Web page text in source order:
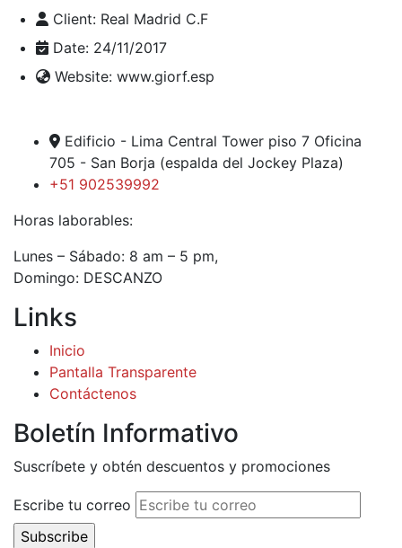
Client: Real Madrid C.F
Date: 24/11/2017
Website: www.giorf.esp
Edificio - Lima Central Tower piso 7 Oficina
705 - San Borja (espalda del Jockey Plaza)
+51 902539992
Horas laborables:
Lunes – Sábado: 8 am – 5 pm,
Domingo: DESCANZO
Links
Inicio
Pantalla Transparente
Contáctenos
Boletín Informativo
Suscríbete y obtén descuentos y promociones
Escribe tu correo